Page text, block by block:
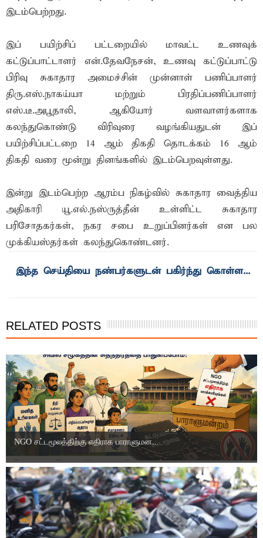
இடம்பெற்றது.
இப் பயிற்சிப் பட்டறையில் மாவட்ட உணவுக்
கட்டுப்பாட்டாளர் என்.தேவநேசன், உணவு கட்டுப்பாட்டு
பிரிவு சுகாதார அமைச்சின் முன்னாள் பணிப்பாளர்
திரு.எஸ்.நாகய்யா மற்றும் பிரதிப்பணிப்பாளர்
எஸ்.டீ.அபூதாலி, ஆகியோர் வளவாளர்களாக
கலந்துகொண்டு விரிவுரை வழங்கியதுடன் இப்
பயிற்சிப்பட்டறை 14 ஆம் திகதி தொடக்கம் 16 ஆம்
திகதி வரை மூன்று தினங்களில் இடம்பெறவுள்ளது.
இன்று இடம்பெற்ற ஆரம்ப நிகழ்வில் சுகாதார வைத்திய
அதிகாரி யூ.எல்.நஸ்ருத்தீன் உள்ளிட்ட சுகாதார
பரிசோதகர்கள், நகர சபை உறுப்பினர்கள் என பல
முக்கியஸ்தர்கள் கலந்துகொண்டனர்.
RELATED POSTS
NGO சட்டமூலத்திற்கு எதிராக பாராளுமன...